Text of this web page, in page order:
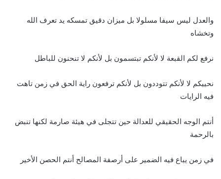
والعدل ليس سيفا مسلولا بل ميزان دقيق تمسكه يد تعرف الله
وتخشاه
نرفع لكم القبعة لا لأنكم تبتسمون بل لأنكم لا تنحنون للباطل
نحييكم لا لأنكم تتوددون بل لأنكم ترفعون راية الحق في زمن تاهت
فيه الرايات
أنتم الوجه الحقيقي للعدالة حين تتجلى في هيئة صارمة لكنها تنبض
بالرحمة
في زمن يباع فيه الضمير على أرصفة المصالح أنتم الحصن الأخير